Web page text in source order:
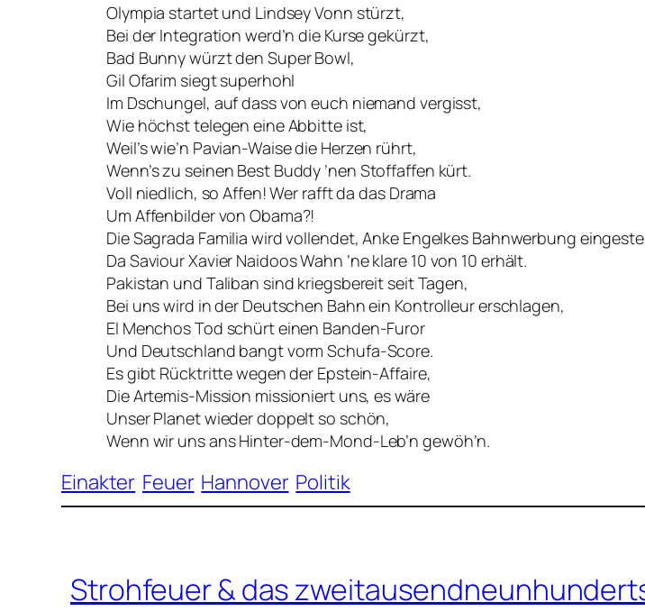
Olympia startet und Lindsey Vonn stürzt,
Bei der Integration werd’n die Kurse gekürzt,
Bad Bunny würzt den Super Bowl,
Gil Ofarim siegt superhohl
Im Dschungel, auf dass von euch niemand vergisst,
Wie höchst telegen eine Abbitte ist,
Weil’s wie’n Pavian-Waise die Herzen rührt,
Wenn’s zu seinen Best Buddy ’nen Stoffaffen kürt.
Voll niedlich, so Affen! Wer rafft da das Drama
Um Affenbilder von Obama?!
Die Sagrada Familia wird vollendet, Anke Engelkes Bahnwerbung
Da Saviour Xavier Naidoos Wahn ’ne klare 10 von 10 erhält.
Pakistan und Taliban sind kriegsbereit seit Tagen,
Bei uns wird in der Deutschen Bahn ein Kontrolleur erschlagen,
El Menchos Tod schürt einen Banden-Furor
Und Deutschland bangt vorm Schufa-Score.
Es gibt Rücktritte wegen der Epstein-Affaire,
Die Artemis-Mission missioniert uns, es wäre
Unser Planet wieder doppelt so schön,
Wenn wir uns ans Hinter-dem-Mond-Leb’n gewöh’n.
Einakter Feuer Hannover Politik
Strohfeuer & das